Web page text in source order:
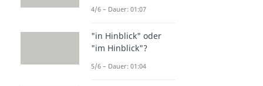
4/6 – Dauer: 01:07
"in Hinblick" oder
"im Hinblick"?
5/6 – Dauer: 01:04